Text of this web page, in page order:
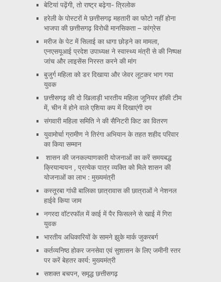
बेटियां पढ़ेंगी, तो राष्ट्र बढ़ेगा- त्रिलोक
हरेली के पोस्टरों मे छत्तीसगढ़ महतारी का फोटो नहीं होना
भाजपा की छत्तीसगढ़ विरोधी मानसिकता – कांग्रेस
मरीज के पेट में सिलाई का धागा छोड़ने का मामला,
एनएसयूआई प्रदेश उपाध्यक्ष ने स्वास्थ्य मंत्री से की निष्पक्ष
जांच और लाइसेंस निरस्त करने की मांग
बुजुर्ग महिला को डर दिखाया और जेवर लूटकर भाग गया
युवक
छत्तीसगढ़ की दो खिलाड़ी भारतीय महिला जूनियर हॉकी टीम
में, चीन में होने वाले एशिया कप में दिखाएंगी दम
संगवारी महिला समिति ने की सैनिटरी किट का वितरण
युवामोर्चा ग्रामीण ने तिरंगा अभियान के तहत शहीद परिवार
का किया सम्मान
शासन की जनकल्याणकारी योजनाओं का करें समयबद्ध
क्रियान्वयन , प्रत्येक पात्र व्यक्ति को मिले शासन की
योजनाओं का लाभ : मुख्यमंत्री
कस्तूरबा गांधी बालिका छात्रावास की छात्राओं ने नेशनल
हाईवे किया जाम
नगरदा वॉटरफॉल में काई में पैर फिसलने से खाई में गिरा
युवक
भारतीय अधिकारियों के सामने झुके मार्क जुकरबर्ग
कर्तव्यनिष्ठ होकर जनसेवा एवं सुशासन के लिए जमीनी स्तर
पर करें बेहतर कार्य: मुख्यमंत्री
सशक्त बचपन, समृद्ध छत्तीसगढ़